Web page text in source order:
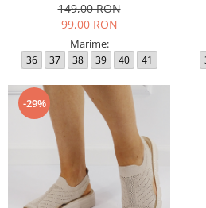
149,00 RON
99,00 RON
Marime:
36 37 38 39 40 41
-29%